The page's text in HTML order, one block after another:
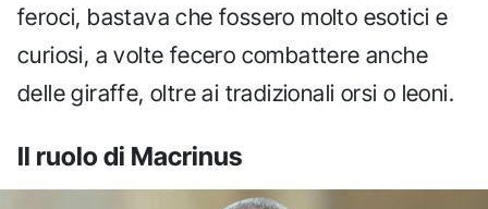
feroci, bastava che fossero molto esotici e
curiosi, a volte fecero combattere anche
delle giraffe, oltre ai tradizionali orsi o leoni.
Il ruolo di Macrinus